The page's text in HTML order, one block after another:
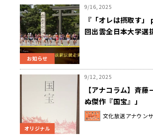
お知らせ
9/16, 2025
『「オレは摂取す
回出雲全日本大学選
オリジナル
9/12, 2025
【アナコラム】斉
ぬ傑作『国宝』」
文化放送アナウン